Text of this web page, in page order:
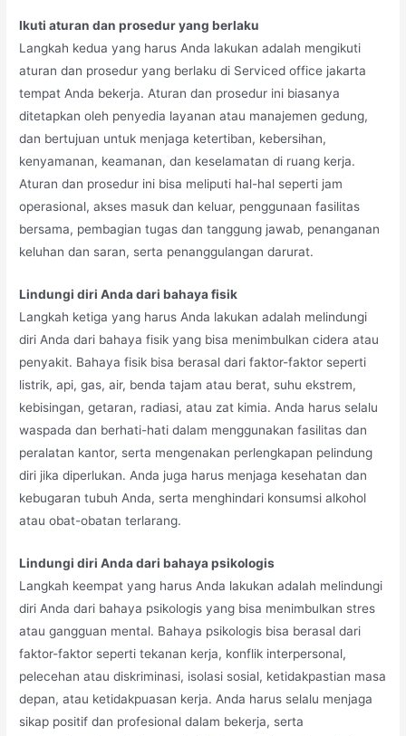
Ikuti aturan dan prosedur yang berlaku
Langkah kedua yang harus Anda lakukan adalah mengikuti
aturan dan prosedur yang berlaku di Serviced office jakarta
tempat Anda bekerja. Aturan dan prosedur ini biasanya
ditetapkan oleh penyedia layanan atau manajemen gedung,
dan bertujuan untuk menjaga ketertiban, kebersihan,
kenyamanan, keamanan, dan keselamatan di ruang kerja.
Aturan dan prosedur ini bisa meliputi hal-hal seperti jam
operasional, akses masuk dan keluar, penggunaan fasilitas
bersama, pembagian tugas dan tanggung jawab, penanganan
keluhan dan saran, serta penanggulangan darurat.
Lindungi diri Anda dari bahaya fisik
Langkah ketiga yang harus Anda lakukan adalah melindungi
diri Anda dari bahaya fisik yang bisa menimbulkan cidera atau
penyakit. Bahaya fisik bisa berasal dari faktor-faktor seperti
listrik, api, gas, air, benda tajam atau berat, suhu ekstrem,
kebisingan, getaran, radiasi, atau zat kimia. Anda harus selalu
waspada dan berhati-hati dalam menggunakan fasilitas dan
peralatan kantor, serta mengenakan perlengkapan pelindung
diri jika diperlukan. Anda juga harus menjaga kesehatan dan
kebugaran tubuh Anda, serta menghindari konsumsi alkohol
atau obat-obatan terlarang.
Lindungi diri Anda dari bahaya psikologis
Langkah keempat yang harus Anda lakukan adalah melindungi
diri Anda dari bahaya psikologis yang bisa menimbulkan stres
atau gangguan mental. Bahaya psikologis bisa berasal dari
faktor-faktor seperti tekanan kerja, konflik interpersonal,
pelecehan atau diskriminasi, isolasi sosial, ketidakpastian masa
depan, atau ketidakpuasan kerja. Anda harus selalu menjaga
sikap positif dan profesional dalam bekerja, serta